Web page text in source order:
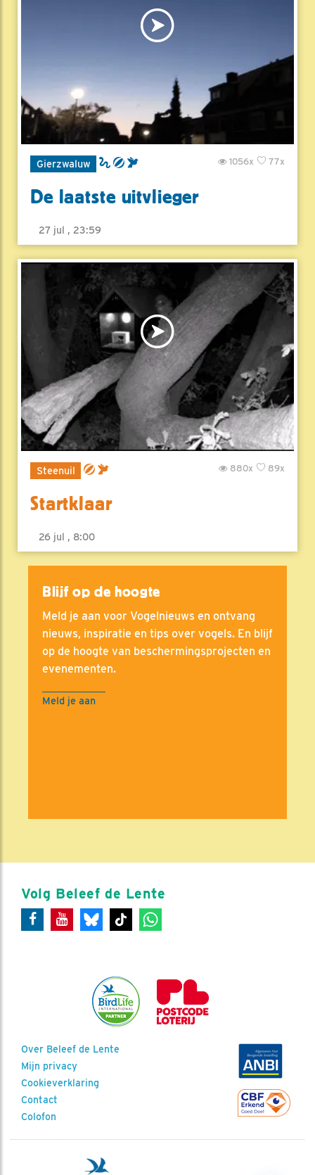
Gierzwaluw 77x
1056x
De laatste uitvlieger
27 jul , 23:59
Steenuil 89x
880x
Startklaar
26 jul , 8:00
Blijf op de hoogte
Meld je aan voor Vogelnieuws en ontvang
nieuws, inspiratie en tips over vogels. En blijf
op de hoogte van beschermingsprojecten en
evenementen.
Meld je aan
Volg Beleef de Lente
Over Beleef de Lente
Mijn privacy
Cookieverklaring
Contact
Colofon